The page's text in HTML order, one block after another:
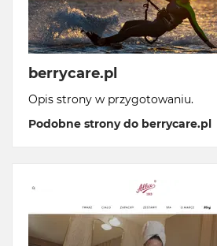
berrycare.pl
Opis strony w przygotowaniu.
Podobne strony do berrycare.pl